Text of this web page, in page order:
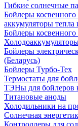
Гибкие солнечные
Бойлеры косвенного
аккумуляторы тепла
Бойлеры
Бойлеры
(Беларусь)
Бойлеры Турбо-Тех
Термостаты для
ТЭНы для бойлеров
Титановые аноды
Холодильники на
Солнечная
Контроллеры для